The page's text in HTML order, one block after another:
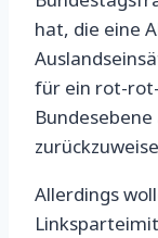
hat, die eine
für ein rot-
Allerdings